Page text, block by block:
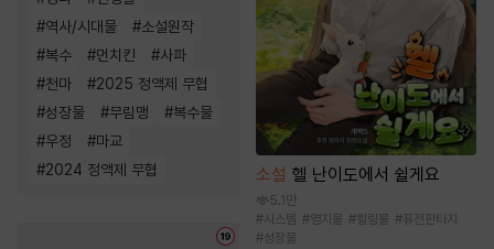
#역사/시대물 #소설원작
#복수 #먼치킨 #사파
#천마 #2025 정액제 무협
#성장물 #무림맹 #복수물
#우정 #마교
#2024 정액제 무협 소설 헬 난이도에서 쉴게요
5.1만
#시스템 #영지물 #힐링물 #퓨전판타지
#성장물